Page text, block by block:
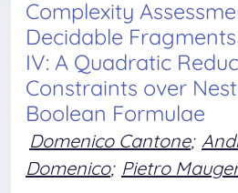
Complexity
Decidable
IV: A Quadratic
Constraints over
Boolean Formulae
Domenico Cantone;
Domenico; Pietro